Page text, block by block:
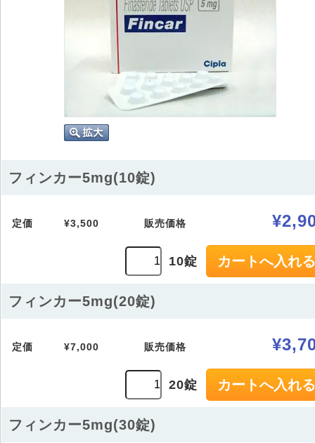
フィンカー5mg(10錠)
定価 ¥3,500 販売価格
10錠
フィンカー5mg(20錠)
定価 ¥7,000 販売価格
20錠
フィンカー5mg(30錠)